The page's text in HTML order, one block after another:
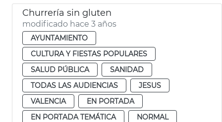
Churrería sin gluten
modificado hace 3 años
AYUNTAMIENTO
CULTURA Y FIESTAS POPULARES
SALUD PÚBLICA
SANIDAD
TODAS LAS AUDIENCIAS
JESUS
VALENCIA
EN PORTADA
EN PORTADA TEMÁTICA
NORMAL